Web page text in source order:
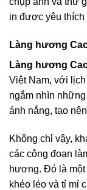
in được yêu thích
Làng hương
Làng hương
Việt Nam, với
ngắm nhìn
ánh nắng, tạo
Không chỉ vậy,
các công đoạn
hương. Đó là một
khéo léo và tỉ mỉ